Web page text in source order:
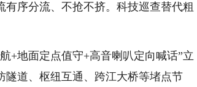
序分流、不抢不挤。科技巡查替代粗
+地面定点值守+高音喇叭定向喊话”立
道、枢纽互通、跨江大桥等堵点节